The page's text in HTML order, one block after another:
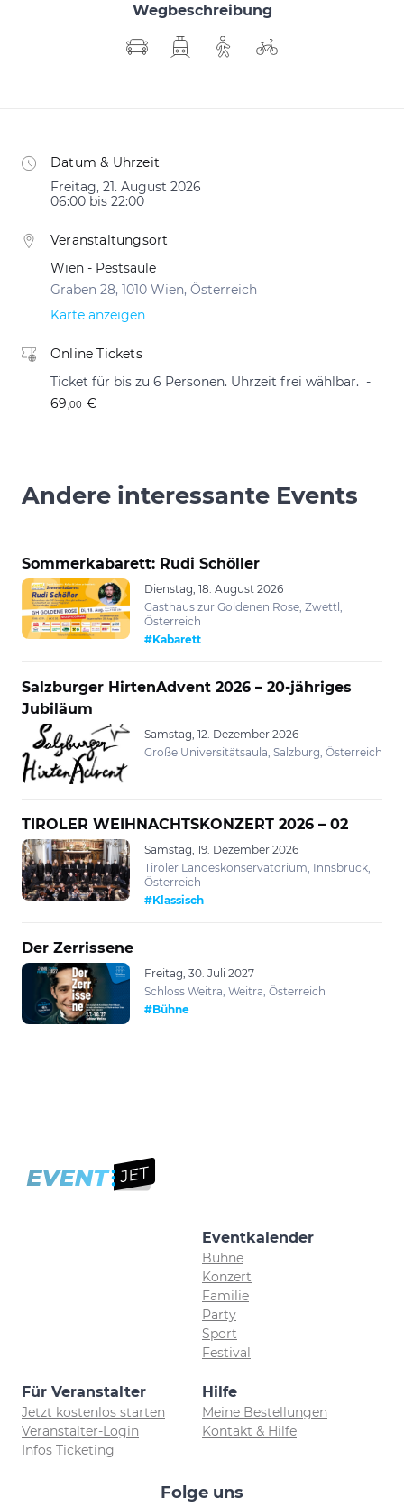
Wegbeschreibung
Datum & Uhrzeit
Freitag, 21. August 2026
06:00 bis 22:00
Veranstaltungsort
Wien - Pestsäule
Graben 28, 1010 Wien, Österreich
Karte anzeigen
Online Tickets
Ticket für bis zu 6 Personen. Uhrzeit frei wählbar.
69 ,00 €
Andere interessante Events
Sommerkabarett: Rudi Schöller
Dienstag, 18. August 2026
Gasthaus zur Goldenen Rose, Zwettl,
Österreich
#Kabarett
Salzburger HirtenAdvent 2026 – 20-jähriges
Jubiläum
Samstag, 12. Dezember 2026
Große Universitätsaula, Salzburg, Österreich
TIROLER WEIHNACHTSKONZERT 2026 – 02
Samstag, 19. Dezember 2026
Tiroler Landeskonservatorium, Innsbruck,
Österreich
#Klassisch
Der Zerrissene
Freitag, 30. Juli 2027
Schloss Weitra, Weitra, Österreich
#Bühne
Eventkalender
Bühne
Konzert
Familie
Party
Sport
Festival
Für Veranstalter
Jetzt kostenlos starten
Veranstalter-Login
Infos Ticketing
Hilfe
Meine Bestellungen
Kontakt & Hilfe
Folge uns